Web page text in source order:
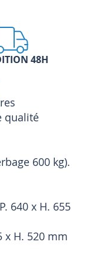
48H
qualité
600 kg).
640 x H. 655
x H. 520 mm